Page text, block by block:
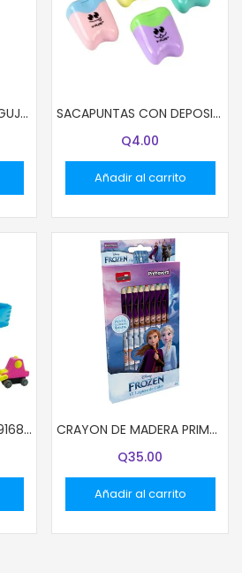
SACAPUNTAS DOBLE AGUJERO CON DEPOSITO DISNEY NIÑAS
SACAPUNTAS CON DEPOSITO Y-PLUS SX23010 SMILE
Q4.00
Añadir al carrito
SACAPUNTAS FAST YL191686 TRACTOR BX1
CRAYON DE MADERA PRIMAVERA 12 COL LARGO 13002 DISNEY NIÑA
Q35.00
Añadir al carrito